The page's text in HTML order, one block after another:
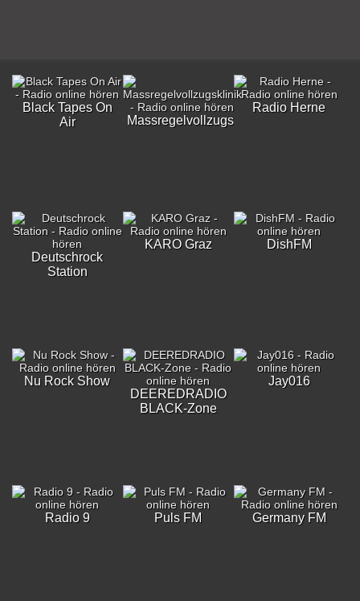
Black Tapes On
Air
Massregelvollzugsklinik
Radio Herne
Deutschrock
Station
KARO Graz DishFM
Nu Rock Show
DEEREDRADIO
BLACK-Zone
Jay016
Radio 9 Puls FM Germany FM